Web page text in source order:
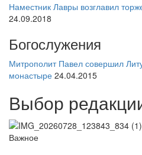
Наместник Лавры возглавил
24.09.2018
Богослужения
Митрополит Павел совершил
монастыре 24.04.2015
Выбор
Важное